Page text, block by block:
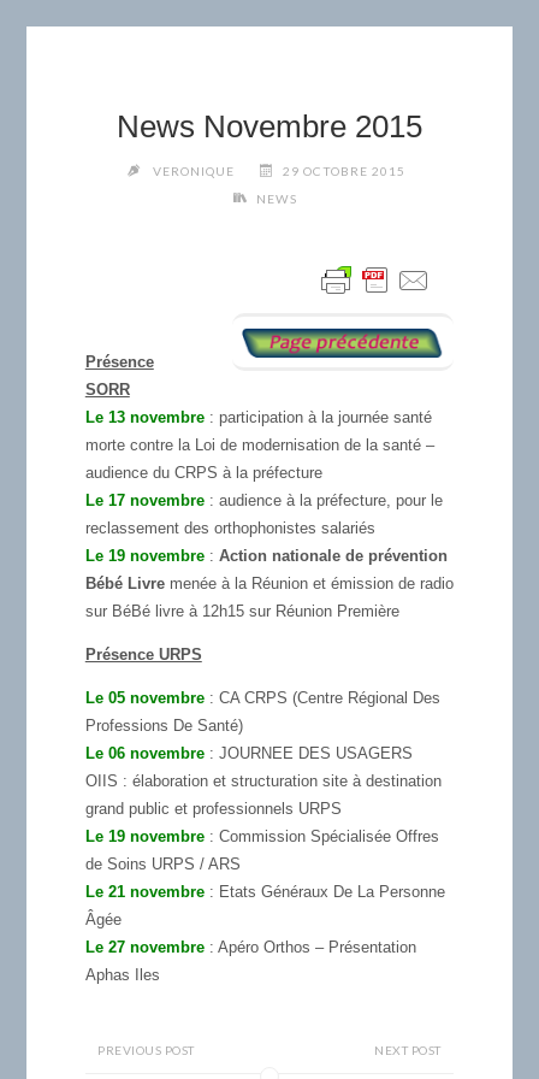
News Novembre 2015
VERONIQUE
29 OCTOBRE 2015
NEWS
Présence
SORR
Le 13 novembre: participation à la journée santé
morte contre la Loi de modernisation de la santé –
audience du CRPS à la préfecture
Le 17 novembre : audience à la préfecture, pour le
reclassement des orthophonistes salariés
Le 19 novembre: Action nationale de prévention
Bébé Livremenée à la Réunion et émission de radio
sur BéBé livre à 12h15 sur Réunion Première
Présence URPS
Le 05 novembre : CA CRPS (Centre Régional Des
Professions De Santé)
Le 06 novembre: JOURNEE DES USAGERS
OIIS : élaboration et structuration site à destination
grand public et professionnels URPS
Le 19 novembre : Commission Spécialisée Offres
de Soins URPS / ARS
Le 21 novembre: Etats Généraux De La Personne
Âgée
Le 27 novembre: Apéro Orthos – Présentation
Aphas Iles
PREVIOUS POST NEXT POST